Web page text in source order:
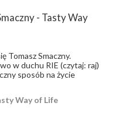
- Tasty Way
Tomasz Smaczny.
w duchu RIE (czytaj: raj)
sposób na życie
Way of Life